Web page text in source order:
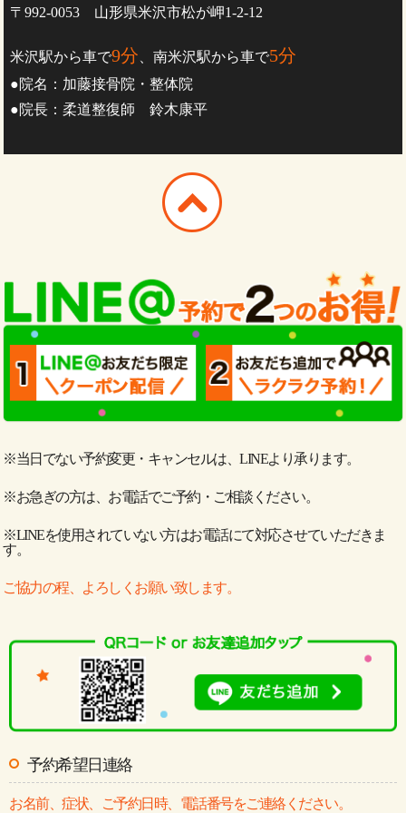
〒992-0053 山形県米沢市松が岬1-2-12
米沢駅から車で9分 、南米沢駅から車で5分
●院名：加藤接骨院・整体院
●院長：柔道整復師 鈴木康平
※当日でない予約変更・キャンセルは、LINEより承ります。
※お急ぎの方は、お電話でご予約・ご相談ください。
※LINEを使用されていない方はお電話にて対応させていただきま
す。
ご協力の程、よろしくお願い致します。
予約希望日連絡
お名前、症状、ご予約日時、電話番号をご連絡ください。